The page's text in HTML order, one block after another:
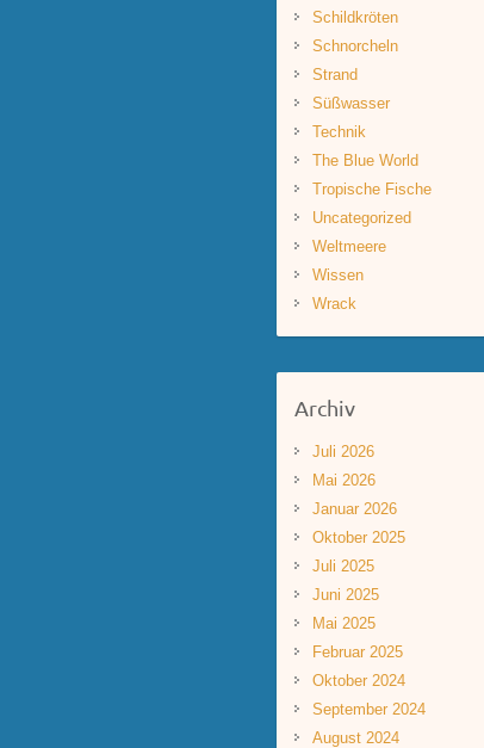
Schildkröten
Schnorcheln
Strand
Süßwasser
Technik
The Blue World
Tropische Fische
Uncategorized
Weltmeere
Wissen
Wrack
Archiv
Juli 2026
Mai 2026
Januar 2026
Oktober 2025
Juli 2025
Juni 2025
Mai 2025
Februar 2025
Oktober 2024
September 2024
August 2024